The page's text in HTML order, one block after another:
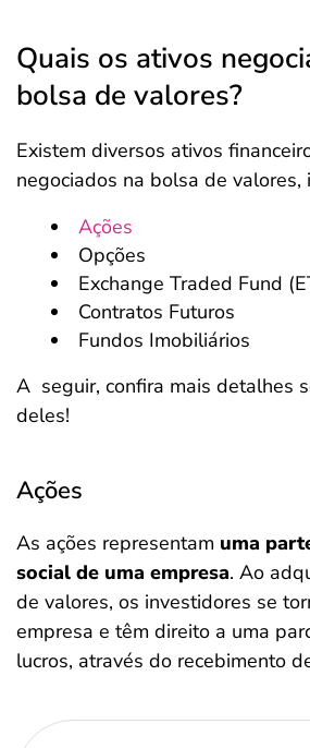
Quais os ativos
bolsa de valores?
Existem diversos ativos
negociados na bolsa de valores,
Ações
Opções
Exchange Traded Fund
Contratos Futuros
Fundos Imobiliários
A seguir, confira mais detalhes
deles!
Ações
As ações representam uma
social de uma empresa. Ao
de valores, os investidores se
empresa e têm direito a uma
lucros, através do recebimento